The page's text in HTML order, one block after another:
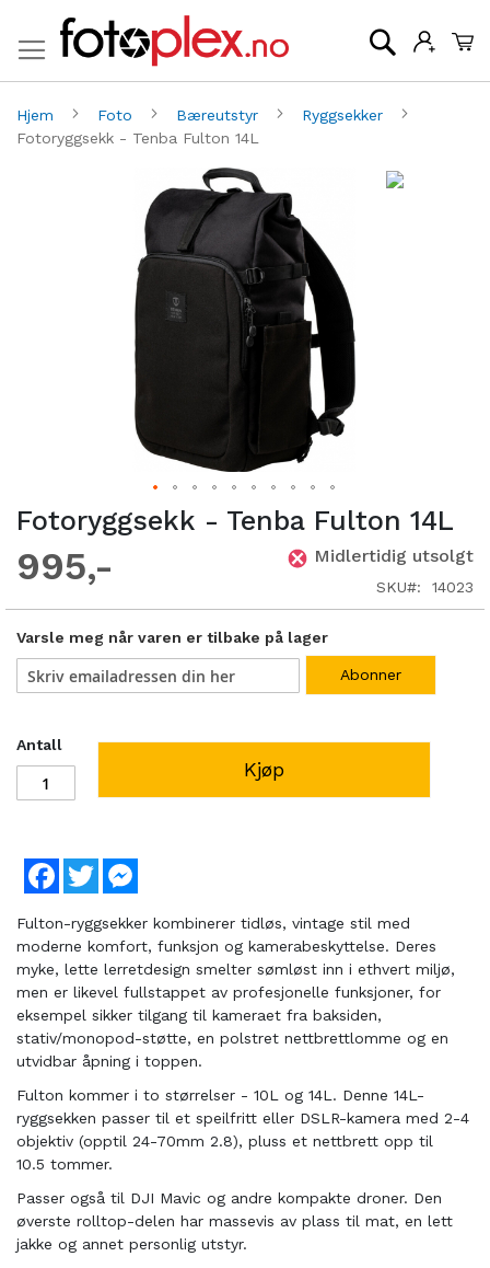
Søk
Hjem Foto Bæreutstyr
Ryggsekker
Fotoryggsekk - Tenba Fulton 14L
Fotoryggsekk - Tenba Fulton 14L
995 Midlertidig utsolgt
SKU 14023
Varsle meg når varen er tilbake på lager
Abonner
Antall
Kjøp
Facebook
Twitter
Fulton-ryggsekker kombinerer tidløs, vintage stil med
moderne komfort, funksjon og kamerabeskyttelse. Deres
myke, lette lerretdesign smelter sømløst inn i ethvert miljø,
men er likevel fullstappet av profesjonelle funksjoner, for
eksempel sikker tilgang til kameraet fra baksiden,
stativ/monopod-støtte, en polstret nettbrettlomme og en
utvidbar åpning i toppen.
Fulton kommer i to størrelser - 10L og 14L. Denne 14L-
ryggsekken passer til et speilfritt eller DSLR-kamera med 2-4
objektiv (opptil 24-70mm 2.8), pluss et nettbrett opp til
10.5 tommer.
Passer også til DJI Mavic og andre kompakte droner. Den
øverste rolltop-delen har massevis av plass til mat, en lett
jakke og annet personlig utstyr.